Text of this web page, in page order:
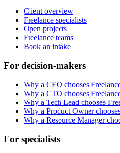
Client overview
Freelance specialists
Open projects
Freelance teams
Book an intake
For decision-makers
Why a CEO chooses
Why a CTO chooses
Why a Tech Lead chooses
Why a Product Owner
Why a Resource Manager
For specialists